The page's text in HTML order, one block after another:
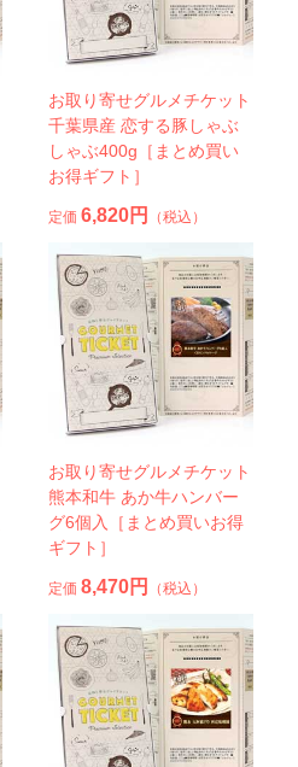
お取り寄せグルメチケット
千葉県産 恋する豚しゃぶ
しゃぶ400g［まとめ買い
お得ギフト］
定価 6,820円 （税込）
お取り寄せグルメチケット
熊本和牛 あか牛ハンバー
グ6個入［まとめ買いお得
ギフト］
定価 8,470円 （税込）